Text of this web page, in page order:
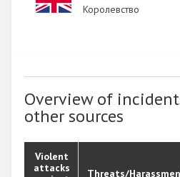
Королевство
Overview of
other sources
Violent
attacks
Threats/